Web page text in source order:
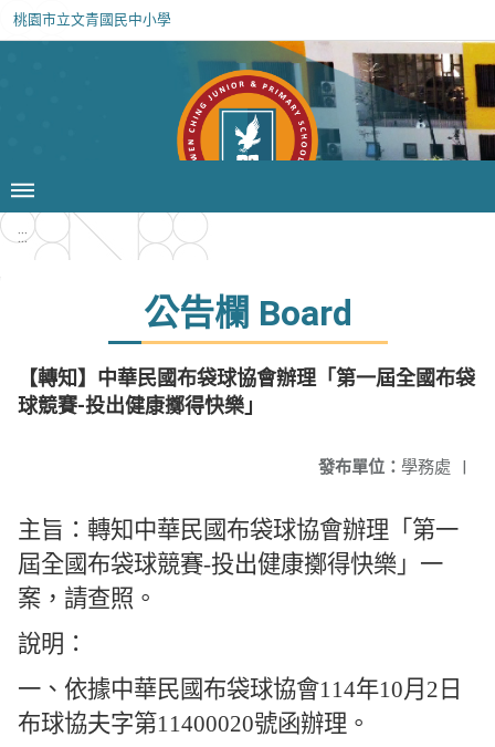
桃園市立文青國民中小學
:::
公告欄 Board
【轉知】中華民國布袋球協會辦理「第一屆全國布袋
球競賽-投出健康擲得快樂」
發布單位： 學務處 |
主旨： 轉知中華民國布袋球協會辦理「第一
屆全國布袋球競賽-投出健康擲得快樂」一
案，請查照。
說明：
一、依據中華民國布袋球協會114年10月2日
布球協夫字第11400020號函辦理。